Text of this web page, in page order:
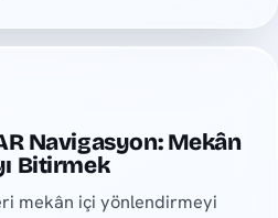
Navigasyon: Mekân
Bitirmek
mekân içi yönlendirmeyi